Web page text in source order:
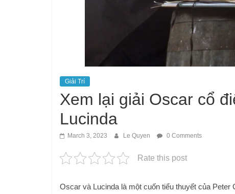
Giải Trí
Xem lại giải Oscar cổ
Lucinda
March 3, 2023 Le Quyen 0 Comments
Rate this post
Oscar và Lucinda là một cuốn tiểu thuyết của